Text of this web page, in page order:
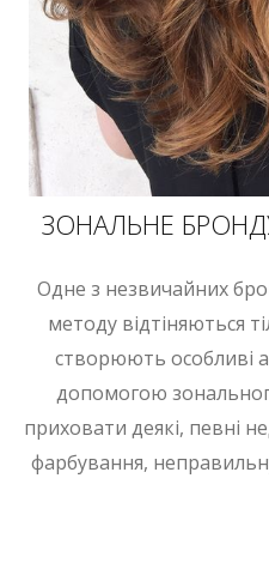
ЗОНАЛЬНЕ
Одне з незвичайних
методу відтіняються
створюють особливі
допомогою
приховати деякі, певні
фарбування,